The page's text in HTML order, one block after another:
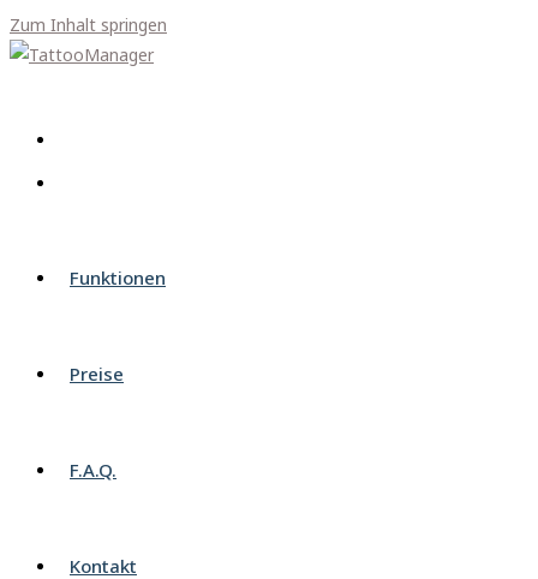
Zum Inhalt springen
Funktionen
Preise
F.A.Q.
Kontakt